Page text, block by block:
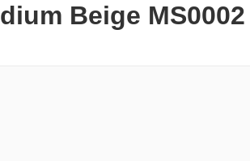
Beige MS0002